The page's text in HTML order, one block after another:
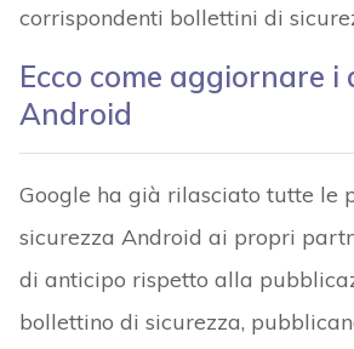
corrispondenti bollettini di
Ecco come aggiornare i
Android
Google ha già rilasciato tutte le
sicurezza Android ai propri
di anticipo rispetto alla
bollettino di sicurezza,